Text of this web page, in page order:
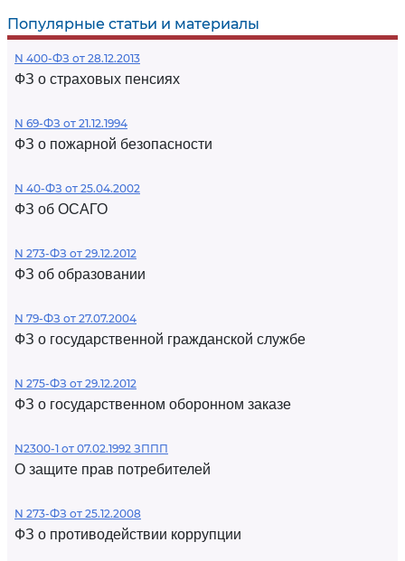
Популярные статьи и материалы
N 400-ФЗ от 28.12.2013
ФЗ о страховых пенсиях
N 69-ФЗ от 21.12.1994
ФЗ о пожарной безопасности
N 40-ФЗ от 25.04.2002
ФЗ об ОСАГО
N 273-ФЗ от 29.12.2012
ФЗ об образовании
N 79-ФЗ от 27.07.2004
ФЗ о государственной гражданской службе
N 275-ФЗ от 29.12.2012
ФЗ о государственном оборонном заказе
N2300-1 от 07.02.1992 ЗППП
О защите прав потребителей
N 273-ФЗ от 25.12.2008
ФЗ о противодействии коррупции